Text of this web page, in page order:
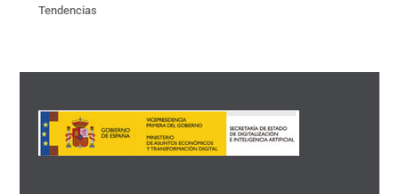
Tendencias